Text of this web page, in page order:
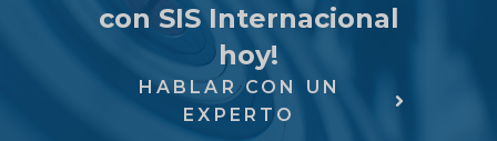
con SIS Internacional
hoy!
HABLAR CON UN
EXPERTO